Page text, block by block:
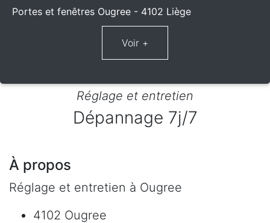
Portes et fenêtres Ougree - 4102 Liège
Réglage et entretien
Dépannage 7j/7
À propos
Réglage et entretien à Ougree
4102 Ougree